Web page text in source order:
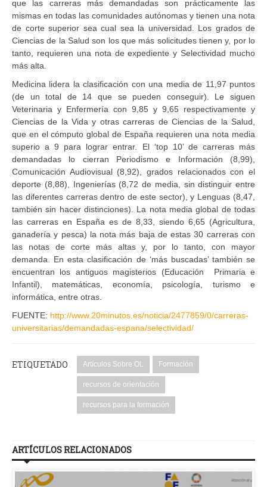
que las carreras más demandadas son prácticamente las
mismas en todas las comunidades autónomas y tienen una nota
de corte superior sea cual sea la universidad. Los grados de
Ciencias de la Salud son los que más solicitudes tienen y, por lo
tanto, requieren una nota de expediente y Selectividad mucho
más alta.
Medicina lidera la clasificación con una media de 11,97 puntos
(de un total de 14 que se pueden conseguir). Le siguen
Veterinaria y Enfermería con 9,85 y 9,65 respectivamente y
Ciencias de la Vida y otras carreras de Ciencias de la Salud,
que en el cómputo global de España requieren una nota media
superio a 9 para lograr entrar. El ‘top 10’ de carreras más
demandadas lo cierran Periodismo e Información (8,99),
Comunicación Audiovisual (8,92), grados relacionados con el
deporte (8,88), Ingenierías (8,72 de media, sin distinguir entre
las diferentes carreras dentro de este sector), y Lenguas (8,47,
también sin hacer distinciones). La nota media global de todas
las carreras en España es de 8,33, siendo 6,65 (Agricultura,
ganadería y pesca) la nota más baja de estas 30 carreras con
las notas de corte más altas y, por lo tanto, con mayor
demanda. En esta clasificación de ‘más buscadas’ también se
encuentran los antiguos magisterios (Educación Primaria e
Infantil), matemáticas, economía, psicología, turismo e
informática, entre otras.
FUENTE: http://www.20minutos.es/noticia/2477859/0/carreras-
universitarias/demandadas-espana/selectividad/
ETIQUETADO Artículos Sobre OL Formación
recursos de orientación
recursos para la formación
ARTÍCULOS RELACIONADOS